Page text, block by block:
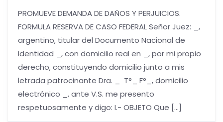
PROMUEVE DEMANDA DE DAÑOS Y PERJUICIOS.
FORMULA RESERVA DE CASO FEDERAL Señor Juez: _,
argentino, titular del Documento Nacional de
Identidad _, con domicilio real en _, por mi propio
derecho, constituyendo domicilio junto a mis
letrada patrocinante Dra. _ T°_ F°_, domicilio
electrónico _, ante V.S. me presento
respetuosamente y digo: I.- OBJETO Que […]